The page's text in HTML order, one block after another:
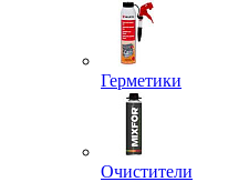
Герметики
Очистители